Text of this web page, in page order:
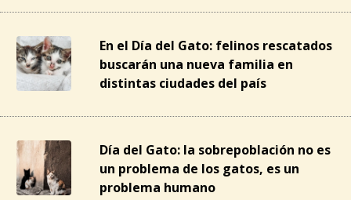
En el Día del Gato: felinos rescatados
buscarán una nueva familia en
distintas ciudades del país
Día del Gato: la sobrepoblación no es
un problema de los gatos, es un
problema humano